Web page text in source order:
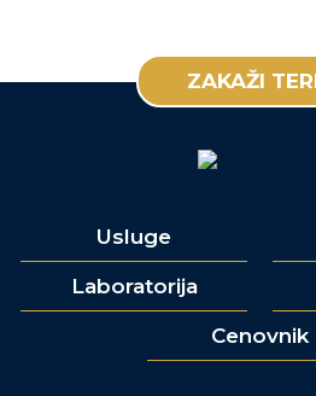
ZAKAŽI
Usluge
Laboratorija
Cenovnik